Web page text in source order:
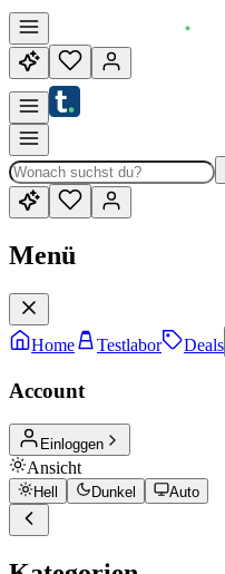
Menü
Home Testlabor Deals
Account
Einloggen
Ansicht
Hell Dunkel Auto